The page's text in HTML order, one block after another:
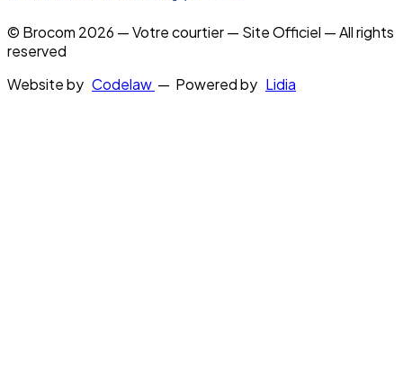
© Brocom 2026 — Votre courtier — Site Officiel — All rights
reserved
Website by Codelaw — Powered by Lidia